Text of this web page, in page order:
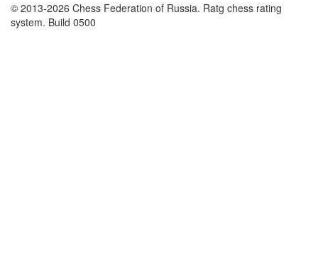
© 2013-2026 Chess Federation of Russia. Ratg chess rating
system. Build 0500